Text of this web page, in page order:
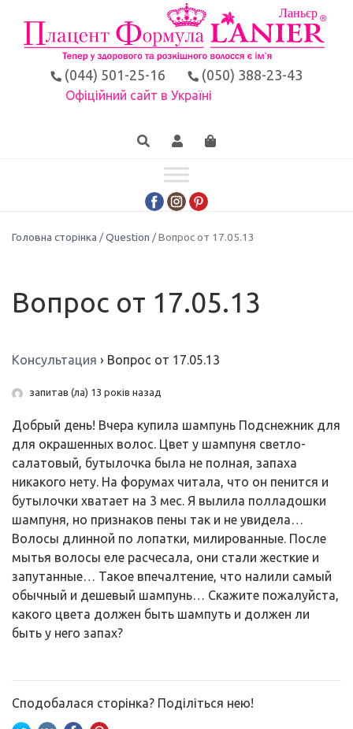
(044) 501-25-16 (050) 388-23-43
Офіційний сайт в Україні
Головна сторінка /Question / Вопрос от 17.05.13
Вопрос от 17.05.13
Консультация › Вопрос от 17.05.13
запитав (ла) 13 років назад
Добрый день! Вчера купила шампунь Подснежник для
для окрашенных волос. Цвет у шампуня светло-
салатовый, бутылочка была не полная, запаха
никакого нету. На форумах читала, что он пенится и
бутылочки хватает на 3 мес. Я вылила полладошки
шампуня, но признаков пены так и не увидела…
Волосы длинной по лопатки, милированные. После
мытья волосы еле расчесала, они стали жесткие и
запутанные… Такое впечалтение, что налили самый
обычный и дешевый шампунь… Скажите пожалуйста,
какого цвета должен быть шампуть и должен ли
быть у него запах?
Сподобалася сторінка? Поділіться нею!